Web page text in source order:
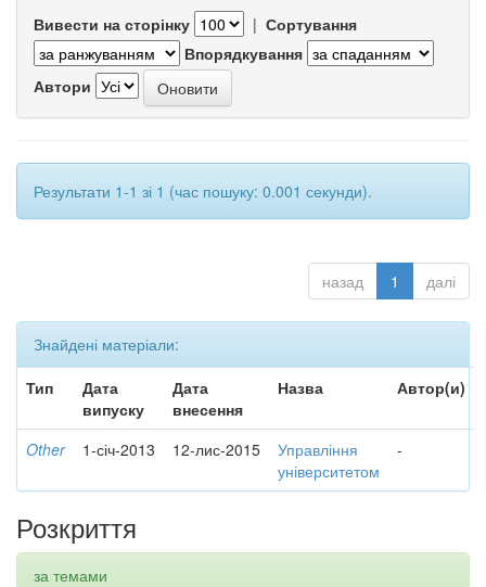
Вивести на сторінку | Сортування
Впорядкування
Автори
Результати 1-1 зі 1 (час пошуку: 0.001 секунди).
назад 1 далі
Знайдені матеріали:
Тип
Дата
випуску
Дата
внесення
Назва Автор(и)
Other 1-січ-2013 12-лис-2015
Управління
університетом
-
Розкриття
за темами